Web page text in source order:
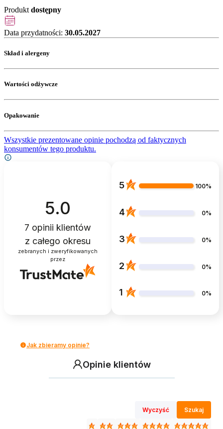
Produkt dostępny
Data przydatności: 30.05.2027
Skład i alergeny
Wartości odżywcze
Opakowanie
Wszystkie prezentowane opinie pochodzą od faktycznych
konsumentów tego produktu.
5.0
7 opinii klientów
z całego okresu
zebranych i zweryfikowanych
przez
5 100%
4 0%
3 0%
2 0%
1 0%
Jak zbieramy opinie?
Opinie klientów
Wyczyść Szukaj